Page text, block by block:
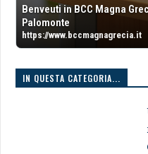
Benveuti in BCC Magna
Palomonte
https://www.bccmagnagrecia.it
IN QUESTA CATEGORIA...